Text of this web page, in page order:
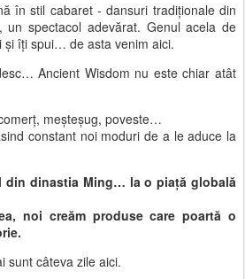
în stil cabaret - dansuri tradiționale din
un spectacol adevărat. Genul acela de
și îți spui… de asta venim aici.
Ancient Wisdom nu este chiar atât
meșteșug, poveste…
constant noi moduri de a le aduce la
din dinastia Ming… la o piață globală
noi creăm produse care poartă o
câteva zile aici.